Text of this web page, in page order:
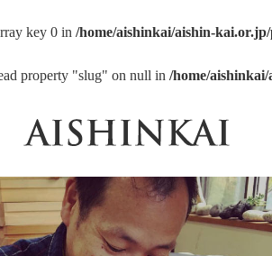
key 0 in /home/aishinkai/aishin-
property "slug" on null in /home/